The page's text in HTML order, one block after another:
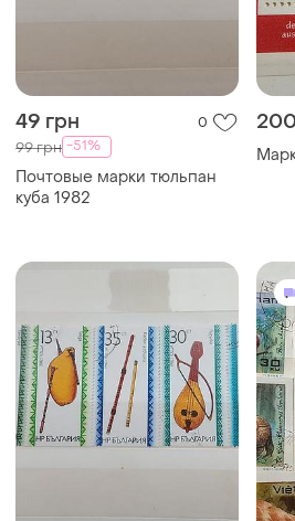
49 грн 0
99 грн -51%
Почтовые марки тюльпан
куба 1982